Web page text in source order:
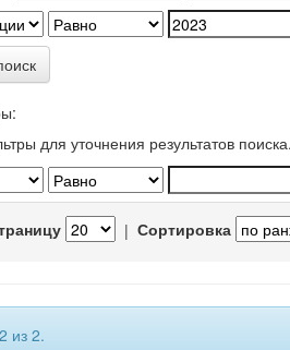
для уточнения результатов
| Сортировка
из 2.